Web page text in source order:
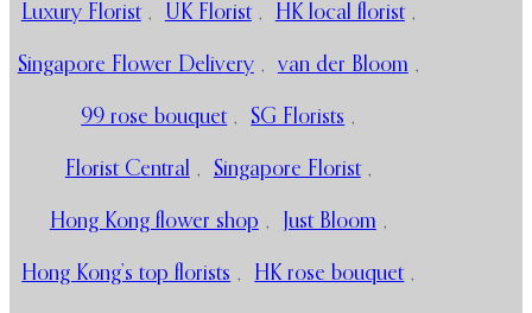
Luxury Florist , UK Florist , HK local florist ,
Singapore Flower Delivery , van der Bloom ,
99 rose bouquet , SG Florists ,
Florist Central , Singapore Florist ,
Hong Kong flower shop , Just Bloom ,
Hong Kong’s top florists , HK rose bouquet ,